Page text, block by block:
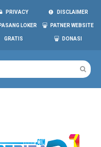
PRIVACY DISCLAIMER
PASANG LOKER
GRATIS
PATNER WEBSITE
DONASI